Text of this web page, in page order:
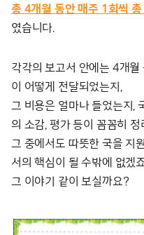
총 4개월 동안 매주 1회씩
였습니다.
각각의 보고서 안에는 4개
이 어떻게 전달되었는지,
그 비용은 얼마나 들었는지,
의 소감, 평가 등이 꼼꼼히 정
그 중에서도 따뜻한 국을 지
서의 핵심이 될 수밖에 없겠죠.
그 이야기 같이 보실까요?